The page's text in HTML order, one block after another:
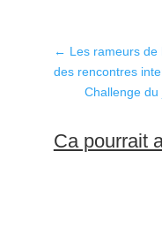
← Les rameurs de
des rencontres
Challenge
Ca pourrait